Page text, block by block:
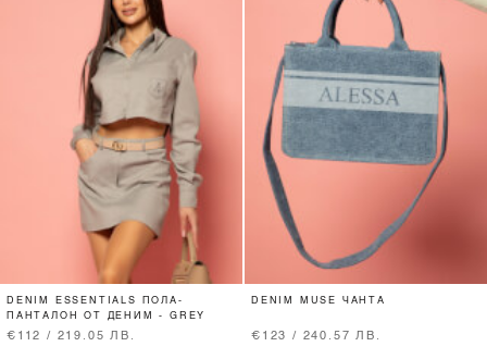
DENIM ESSENTIALS ПОЛА-
ПАНТАЛОН ОТ ДЕНИМ - GREY
€112 / 219.05 ЛВ.
DENIM MUSE ЧАНТА
€123 / 240.57 ЛВ.